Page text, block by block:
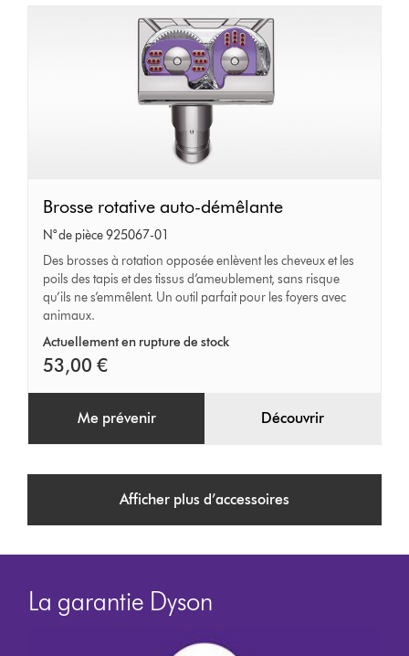
Brosse
rotative
auto-
démêlante
Brosse rotative auto-démêlante
N° de pièce 925067-01
Des brosses à rotation opposée enlèvent les cheveux et les
poils des tapis et des tissus d’ameublement, sans risque
qu’ils ne s’emmêlent. Un outil parfait pour les foyers avec
animaux.
Actuellement en rupture de stock
53,00 €
Me prévenir Découvrir
Afficher plus d’accessoires
La garantie Dyson